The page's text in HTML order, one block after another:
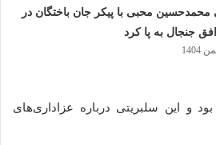
محبی با پیکر جان باختگان در
جنجال به پا کرد
و این سلبریتی درباره عزاداری‌های